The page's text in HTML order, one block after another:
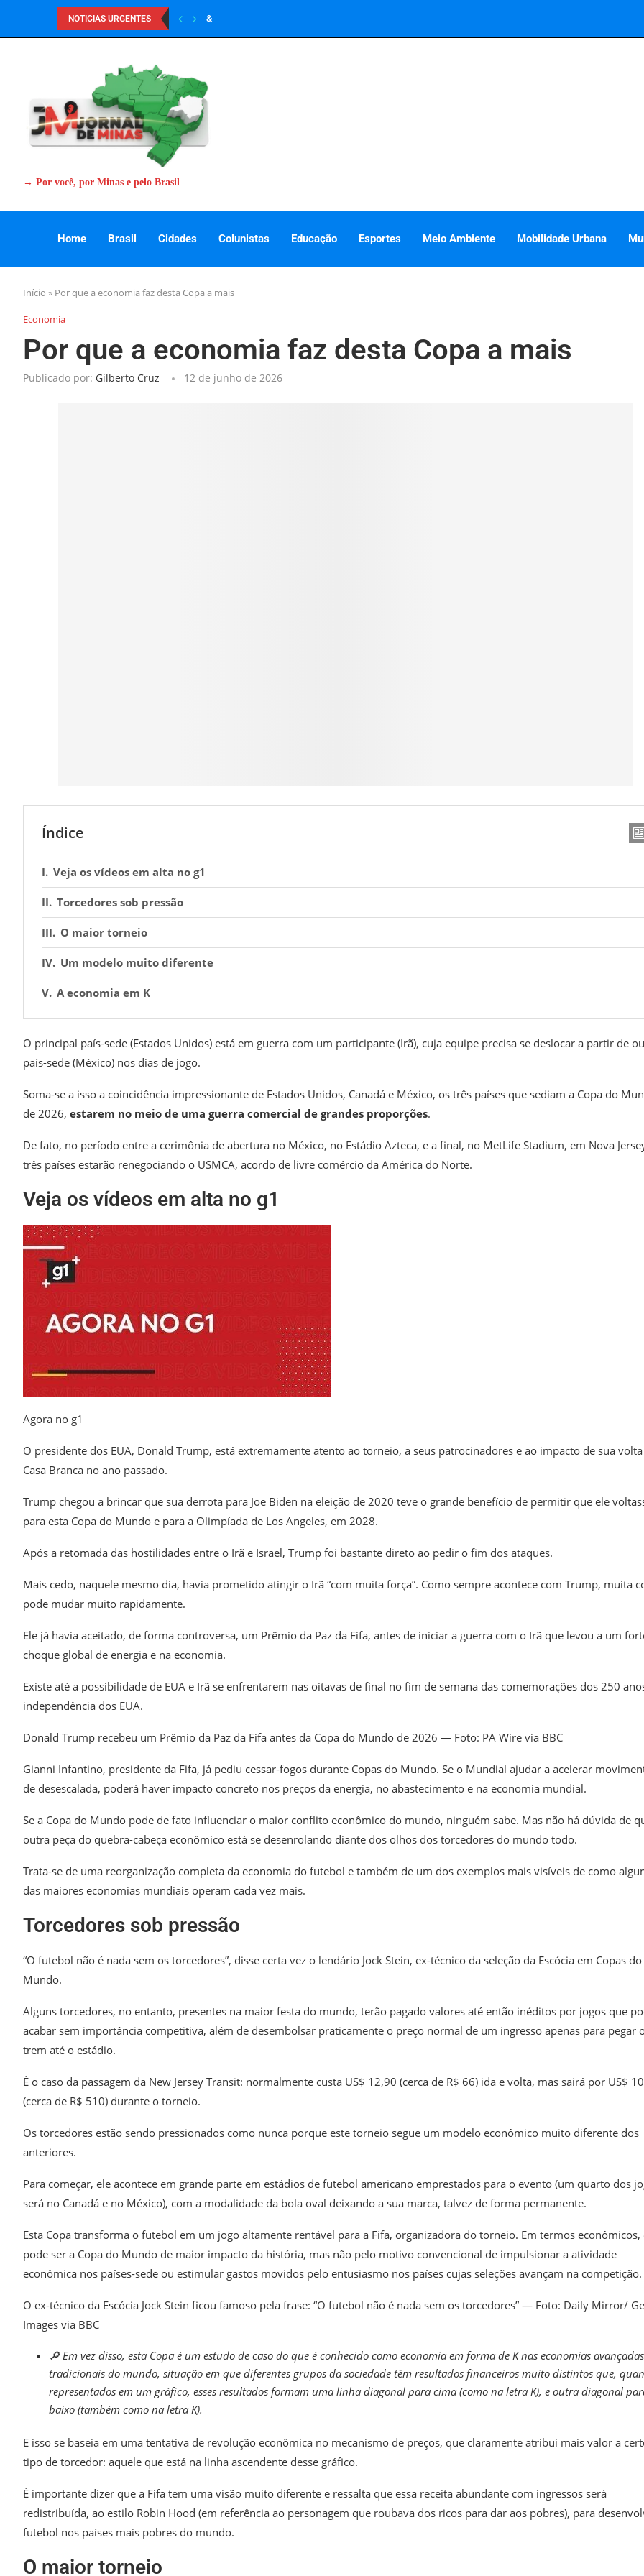
NOTICIAS URGENTES &
→ Por você, por Minas e pelo Brasil
Home Brasil Cidades Colunistas Educação Esportes Meio Ambiente Mobilidade Urbana
Início » Por que a economia faz desta Copa a mais
Economia
Por que a economia faz desta Copa a mais
Publicado por: Gilberto Cruz 12 de junho de 2026
Índice
Veja os vídeos em alta no g1
Torcedores sob pressão
O maior torneio
Um modelo muito diferente
A economia em K
O principal país-sede (Estados Unidos) está em guerra com um participante (Irã), cuja equipe precisa se deslocar a partir de
país-sede (México) nos dias de jogo.
Soma-se a isso a coincidência impressionante de Estados Unidos, Canadá e México, os três países que sediam a Copa do
de 2026, estarem no meio de uma guerra comercial de grandes proporções.
De fato, no período entre a cerimônia de abertura no México, no Estádio Azteca, e a final, no MetLife Stadium, em Nova
três países estarão renegociando o USMCA, acordo de livre comércio da América do Norte.
Veja os vídeos em alta no g1
Agora no g1
O presidente dos EUA, Donald Trump, está extremamente atento ao torneio, a seus patrocinadores e ao impacto de sua
Casa Branca no ano passado.
Trump chegou a brincar que sua derrota para Joe Biden na eleição de 2020 teve o grande benefício de permitir que ele
para esta Copa do Mundo e para a Olimpíada de Los Angeles, em 2028.
Após a retomada das hostilidades entre o Irã e Israel, Trump foi bastante direto ao pedir o fim dos ataques.
Mais cedo, naquele mesmo dia, havia prometido atingir o Irã “com muita força”. Como sempre acontece com Trump, muita
pode mudar muito rapidamente.
Ele já havia aceitado, de forma controversa, um Prêmio da Paz da Fifa, antes de iniciar a guerra com o Irã que levou a um
choque global de energia e na economia.
Existe até a possibilidade de EUA e Irã se enfrentarem nas oitavas de final no fim de semana das comemorações dos 250
independência dos EUA.
Donald Trump recebeu um Prêmio da Paz da Fifa antes da Copa do Mundo de 2026 — Foto: PA Wire via BBC
Gianni Infantino, presidente da Fifa, já pediu cessar-fogos durante Copas do Mundo. Se o Mundial ajudar a acelerar
de desescalada, poderá haver impacto concreto nos preços da energia, no abastecimento e na economia mundial.
Se a Copa do Mundo pode de fato influenciar o maior conflito econômico do mundo, ninguém sabe. Mas não há dúvida de
outra peça do quebra-cabeça econômico está se desenrolando diante dos olhos dos torcedores do mundo todo.
Trata-se de uma reorganização completa da economia do futebol e também de um dos exemplos mais visíveis de como
das maiores economias mundiais operam cada vez mais.
Torcedores sob pressão
“O futebol não é nada sem os torcedores”, disse certa vez o lendário Jock Stein, ex-técnico da seleção da Escócia em Copas do
Mundo.
Alguns torcedores, no entanto, presentes na maior festa do mundo, terão pagado valores até então inéditos por jogos que
acabar sem importância competitiva, além de desembolsar praticamente o preço normal de um ingresso apenas para pegar
trem até o estádio.
É o caso da passagem da New Jersey Transit: normalmente custa US$ 12,90 (cerca de R$ 66) ida e volta, mas sairá por US$
(cerca de R$ 510) durante o torneio.
Os torcedores estão sendo pressionados como nunca porque este torneio segue um modelo econômico muito diferente dos
anteriores.
Para começar, ele acontece em grande parte em estádios de futebol americano emprestados para o evento (um quarto dos
será no Canadá e no México), com a modalidade da bola oval deixando a sua marca, talvez de forma permanente.
Esta Copa transforma o futebol em um jogo altamente rentável para a Fifa, organizadora do torneio. Em termos econômicos,
pode ser a Copa do Mundo de maior impacto da história, mas não pelo motivo convencional de impulsionar a atividade
econômica nos países-sede ou estimular gastos movidos pelo entusiasmo nos países cujas seleções avançam na competição.
O ex-técnico da Escócia Jock Stein ficou famoso pela frase: “O futebol não é nada sem os torcedores” — Foto: Daily Mirror/
Images via BBC
🔎 Em vez disso, esta Copa é um estudo de caso do que é conhecido como economia em forma de K nas economias avançadas
tradicionais do mundo, situação em que diferentes grupos da sociedade têm resultados financeiros muito distintos que,
representados em um gráfico, esses resultados formam uma linha diagonal para cima (como na letra K), e outra diagonal
baixo (também como na letra K).
E isso se baseia em uma tentativa de revolução econômica no mecanismo de preços, que claramente atribui mais valor a
tipo de torcedor: aquele que está na linha ascendente desse gráfico.
É importante dizer que a Fifa tem uma visão muito diferente e ressalta que essa receita abundante com ingressos será
redistribuída, ao estilo Robin Hood (em referência ao personagem que roubava dos ricos para dar aos pobres), para
futebol nos países mais pobres do mundo.
O maior torneio